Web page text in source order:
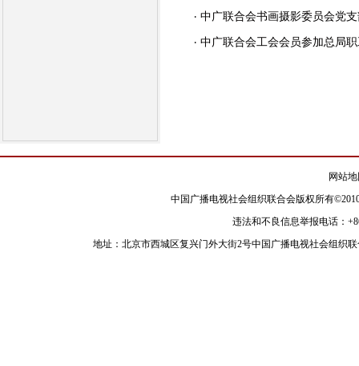
中广联合会书画摄影委员会党
中广联合会工会会员参加总局
网站
中国广播电视社会组织联合会版权所有
违法和不良信息举报电话：
地址：北京市西城区复兴门外大街2号中国广播电视社会组织联